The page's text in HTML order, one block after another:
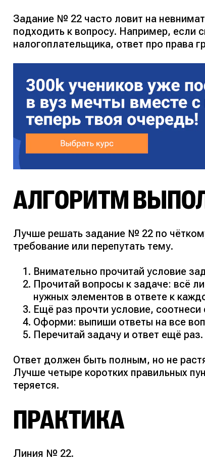
Задание № 22 часто ловит на
подходить к вопросу. Например, если
налогоплательщика, ответ про права
АЛГОРИТМ
Лучше решать задание № 22 по
требование или перепутать тему.
Внимательно прочитай условие
Прочитай вопросы к задаче: всё
нужных элементов в ответе к
Ещё раз прочти условие,
Оформи: выпиши ответы на все
Перечитай задачу и ответ ещё раз.
Ответ должен быть полным, но не
Лучше четыре коротких правильных
теряется.
ПРАКТИКА
Линия № 22.